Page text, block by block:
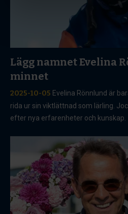
Lägg namnet Evelina
minnet
2025-10-05 Evelina Rönnlund är
rida ur sin viktlättnad som lärling.
efter nya erfarenheter och kunskap.